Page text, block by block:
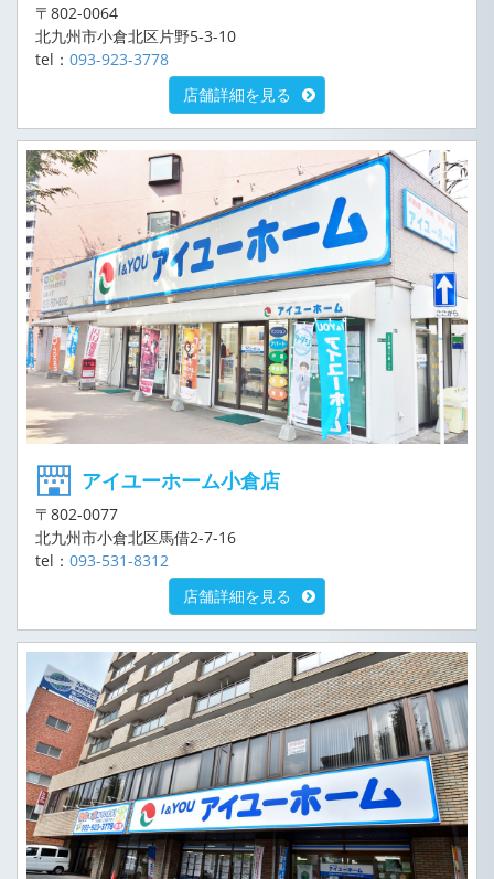
〒802-0064
北九州市小倉北区片野5-3-10
tel： 093-923-3778
店舗詳細を見る
アイユーホーム小倉店
〒802-0077
北九州市小倉北区馬借2-7-16
tel： 093-531-8312
店舗詳細を見る